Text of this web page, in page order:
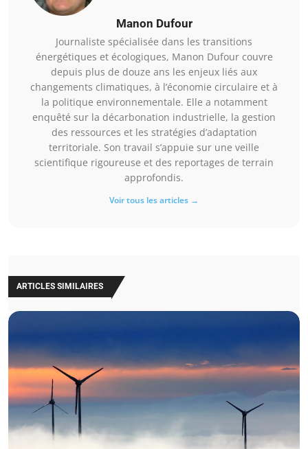
Manon Dufour
Journaliste spécialisée dans les transitions
énergétiques et écologiques, Manon Dufour couvre
depuis plus de douze ans les enjeux liés aux
changements climatiques, à l’économie circulaire et à
la politique environnementale. Elle a notamment
enquêté sur la décarbonation industrielle, la gestion
des ressources et les stratégies d’adaptation
territoriale. Son travail s’appuie sur une veille
scientifique rigoureuse et des reportages de terrain
approfondis.
Voir tous les articles →
ARTICLES SIMILAIRES